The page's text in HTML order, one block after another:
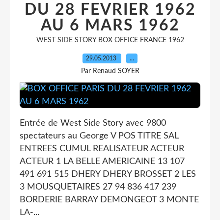
DU 28 FEVRIER 1962
AU 6 MARS 1962
WEST SIDE STORY BOX OFFICE FRANCE 1962
29.05.2013 …
Par Renaud SOYER
Entrée de West Side Story avec 9800
spectateurs au George V POS TITRE SAL
ENTREES CUMUL REALISATEUR ACTEUR
ACTEUR 1 LA BELLE AMERICAINE 13 107
491 691 515 DHERY DHERY BROSSET 2 LES
3 MOUSQUETAIRES 27 94 836 417 239
BORDERIE BARRAY DEMONGEOT 3 MONTE
LA-...